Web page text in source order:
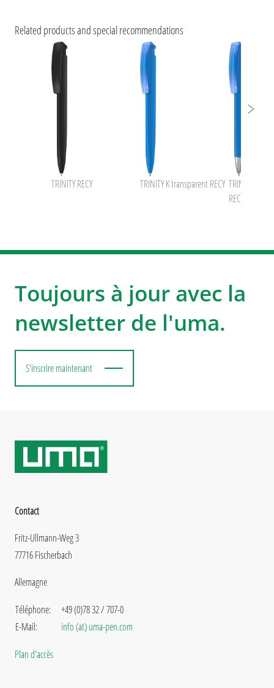
Caractéristiques ESG et certifications des produits
uma rABS
uma TRINITY
Related products and special recommendations
TRINITY RECY TRINITY K transparent RECY TRINITY K
RECY
Toujours à jour avec la
newsletter de l'uma.
S'inscrire maintenant
Contact
Fritz-Ullmann-Weg 3
77716 Fischerbach
Allemagne
Téléphone:
E-Mail:
+49 (0)78 32 / 707-0
info (at) uma-pen.com
Plan d'accès